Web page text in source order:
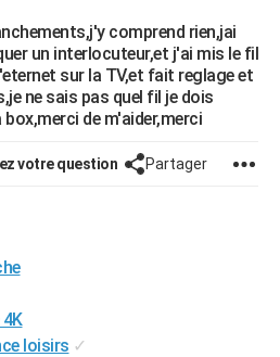
comprend rien,jai
un interlocuteur,et j'ai mis le fil
sur la TV,et fait reglage et
ne sais pas quel fil je dois
de m'aider,merci
votre question Partager
loisirs ✓